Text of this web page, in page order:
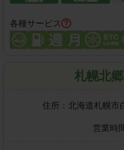
各種サービス
札幌北
住所： 北海道札幌市
営業時